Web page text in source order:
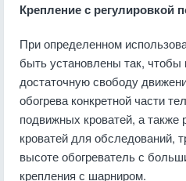
Крепление с регулировкой
При определенном
быть установлены так, чтобы
достаточную свободу
обогрева конкретной части
подвижных кроватей, а также
кроватей для обследований,
высоте обогреватель с
крепления с шарниром.